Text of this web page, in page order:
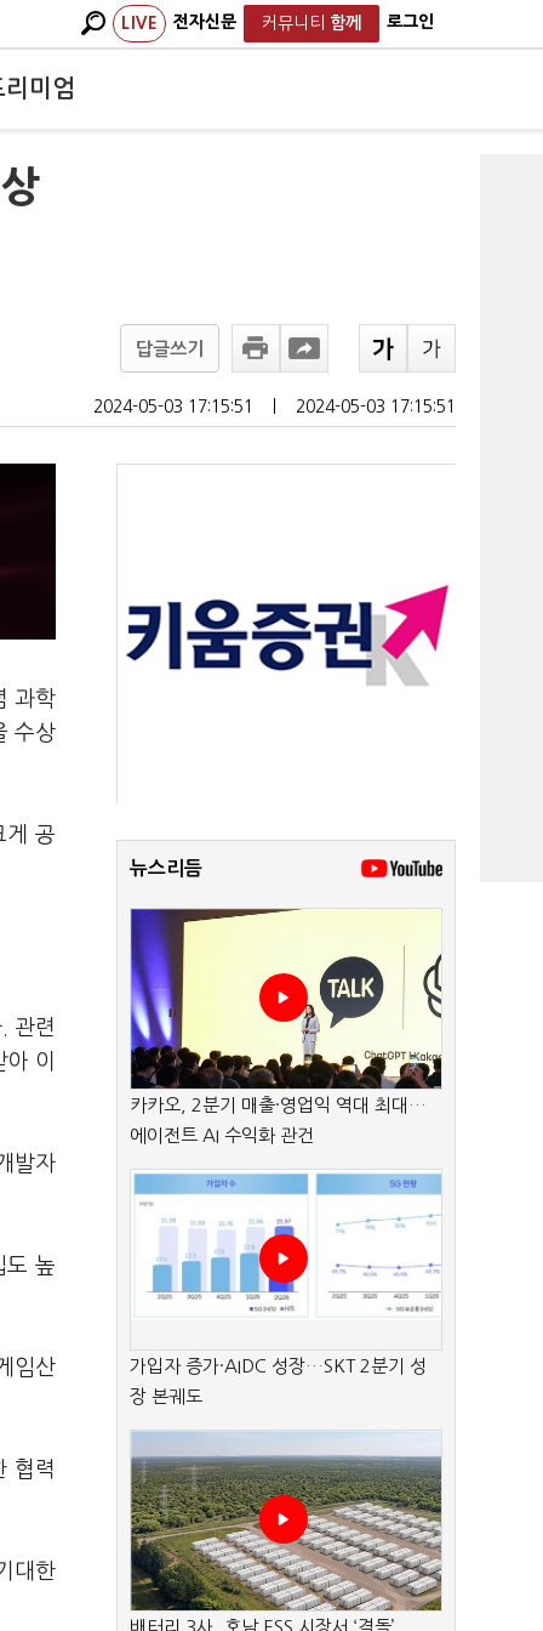
LIVE 전자신문 커뮤니티 함께 로그인
리미엄
답글쓰기
2024-05-03 17:15:51 2024-05-03 17:15:51
과학
수상
게 공
관련
이
발자
도 높
임산
협력
대한
뉴스리듬
카카오, 2분기 매출·영업익 역대 최대…
에이전트 AI 수익화 관건
가입자 증가·AIDC 성장…SKT 2분기 성
장 본궤도
배터리 3사, 호남 ESS 시장서 ‘격돌’